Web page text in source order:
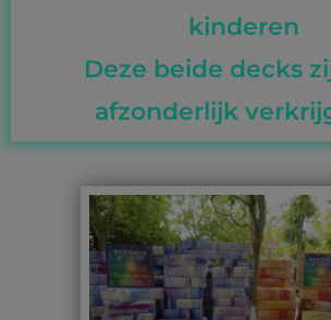
kinderen
Deze beide decks
afzonderlijk